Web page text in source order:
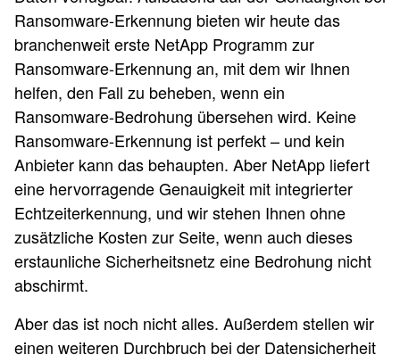
Ransomware-Erkennung bieten wir heute das
branchenweit erste NetApp Programm zur
Ransomware-Erkennung an, mit dem wir Ihnen
helfen, den Fall zu beheben, wenn ein
Ransomware-Bedrohung übersehen wird. Keine
Ransomware-Erkennung ist perfekt – und kein
Anbieter kann das behaupten. Aber NetApp liefert
eine hervorragende Genauigkeit mit integrierter
Echtzeiterkennung, und wir stehen Ihnen ohne
zusätzliche Kosten zur Seite, wenn auch dieses
erstaunliche Sicherheitsnetz eine Bedrohung nicht
abschirmt.
Aber das ist noch nicht alles. Außerdem stellen wir
einen weiteren Durchbruch bei der Datensicherheit